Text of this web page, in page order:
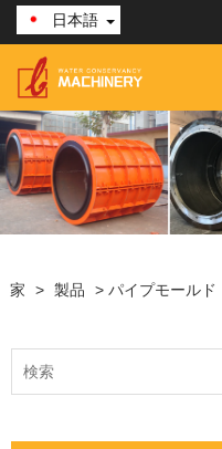
日本語
家 > 製品 > パイプモールド